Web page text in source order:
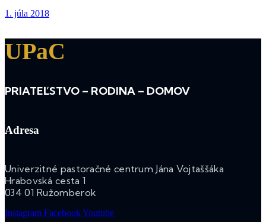
1. júla 2018
UPaC
PRIATEĽSTVO – RODINA – DOMOV
Adresa
Univerzitné pastoračné centrum Jána Vojtaššáka
Hrabovská cesta 1
034 01 Ružomberok
Instagram FacebookYoutube